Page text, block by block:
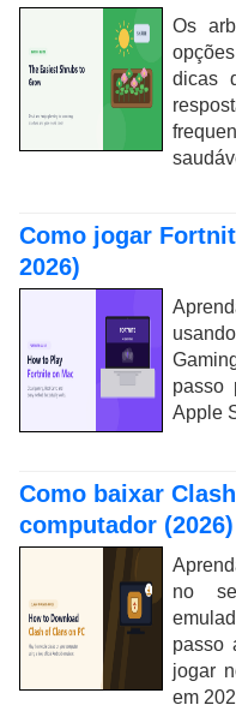
Os
dicas
Como jogar
2026)
passo
Apple
Como baixar
computador (2026)
no
passo
jogar
em